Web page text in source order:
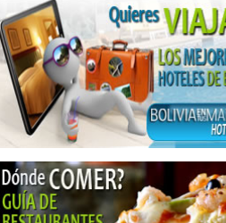
Plasma rico en plaquetas
Salud: Centros Médicos
Medallas
Trofeos y Plaquetas
Trofeos
Mariachis
Cines
Salas de cine
Teatros
Clínicas particulares
Clínicas Privadas